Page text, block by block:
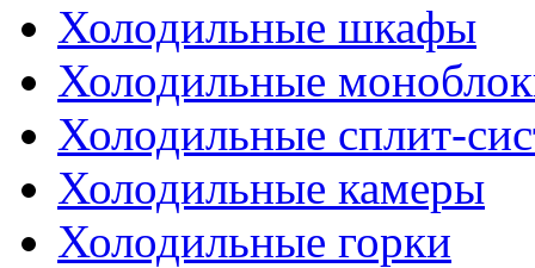
Холодильные шкафы
Холодильные
Холодильные сплит-
Холодильные камеры
Холодильные горки